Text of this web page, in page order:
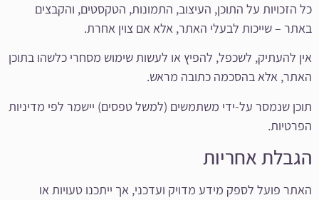
כל הזכויות על התוכן, העיצוב, התמונות, הטקסטים, והקבצים
באתר – שייכות לבעלי האתר, אלא אם צוין אחרת.
אין להעתיק, לשכפל, להפיץ או לעשות שימוש מסחרי כלשהו בתוכן
האתר, אלא בהסכמה כתובה מראש.
תוכן שנמסר על-ידי משתמשים (למשל טפסים) יישמר לפי מדיניות
הפרטיות.
הגבלת אחריות
האתר פועל לספק מידע מדויק ועדכני, אך ייתכנו טעויות או